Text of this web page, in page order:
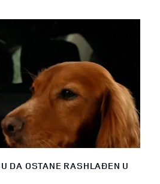
DA OSTANE RASHLAĐEN U